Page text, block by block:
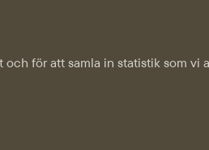
för att samla in statistik som vi